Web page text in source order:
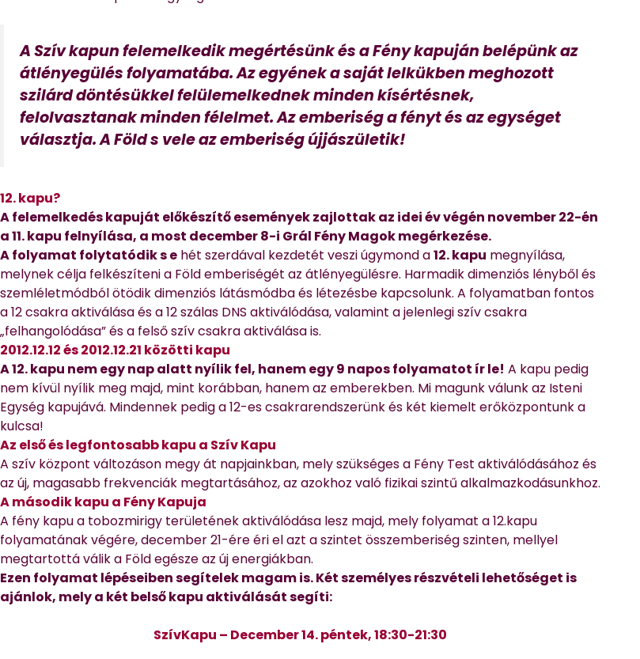
A Szív kapun felemelkedik megértésünk és a Fény kapuján belépünk az
átlényegülés folyamatába. Az egyének a saját lelkükben meghozott
szilárd döntésükkel felülemelkednek minden kísértésnek,
felolvasztanak minden félelmet. Az emberiség a fényt és az egységet
választja. A Föld s vele az emberiség újjászületik!
12. kapu?
A felemelkedés kapuját előkészítő események zajlottak az idei év végén november 22-én
a 11. kapu felnyílása, a most december 8-i Grál Fény Magok megérkezése.
A folyamat folytatódik se hét szerdával kezdetét veszi úgymond a12. kapu megnyílása,
melynek célja felkészíteni a Föld emberiségét az átlényegülésre. Harmadik dimenziós lényből és
szemléletmódból ötödik dimenziós látásmódba és létezésbe kapcsolunk. A folyamatban fontos
a 12 csakra aktiválása és a 12 szálas DNS aktiválódása, valamint a jelenlegi szív csakra
„felhangolódása” és a felső szív csakra aktiválása is.
2012.12.12 és 2012.12.21 közötti kapu
A 12. kapu nem egy nap alatt nyílik fel, hanem egy 9 napos folyamatot ír le! A kapu pedig
nem kívül nyílik meg majd, mint korábban, hanem az emberekben. Mi magunk válunk az Isteni
Egység kapujává. Mindennek pedig a 12-es csakrarendszerünk és két kiemelt erőközpontunk a
kulcsa!
Az első és legfontosabb kapu a Szív Kapu
A szív központ változáson megy át napjainkban, mely szükséges a Fény Test aktiválódásához és
az új, magasabb frekvenciák megtartásához, az azokhoz való fizikai szintű alkalmazkodásunkhoz.
A második kapu a Fény Kapuja
A fény kapu a tobozmirigy területének aktiválódása lesz majd, mely folyamat a 12.kapu
folyamatának végére, december 21-ére éri el azt a szintet összemberiség szinten, mellyel
megtartottá válik a Föld egésze az új energiákban.
Ezen folyamat lépéseiben segítelek magam is. Két személyes részvételi lehetőséget is
ajánlok, mely a két belső kapu aktiválását segíti:
SzívKapu – December 14. péntek, 18:30-21:30